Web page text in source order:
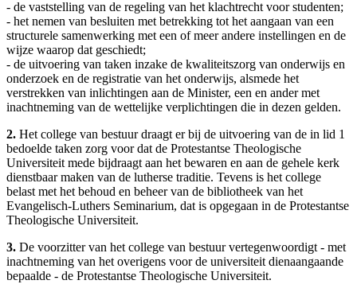
- de vaststelling van de regeling van het klachtrecht voor studenten;
- het nemen van besluiten met betrekking tot het aangaan van een
structurele samenwerking met een of meer andere instellingen en de
wijze waarop dat geschiedt;
- de uitvoering van taken inzake de kwaliteitszorg van onderwijs en
onderzoek en de registratie van het onderwijs, alsmede het
verstrekken van inlichtingen aan de Minister, een en ander met
inachtneming van de wettelijke verplichtingen die in dezen gelden.
2. Het college van bestuur draagt er bij de uitvoering van de in lid 1
bedoelde taken zorg voor dat de Protestantse Theologische
Universiteit mede bijdraagt aan het bewaren en aan de gehele kerk
dienstbaar maken van de lutherse traditie. Tevens is het college
belast met het behoud en beheer van de bibliotheek van het
Evangelisch-Luthers Seminarium, dat is opgegaan in de Protestantse
Theologische Universiteit.
3. De voorzitter van het college van bestuur vertegenwoordigt - met
inachtneming van het overigens voor de universiteit dienaangaande
bepaalde - de Protestantse Theologische Universiteit.